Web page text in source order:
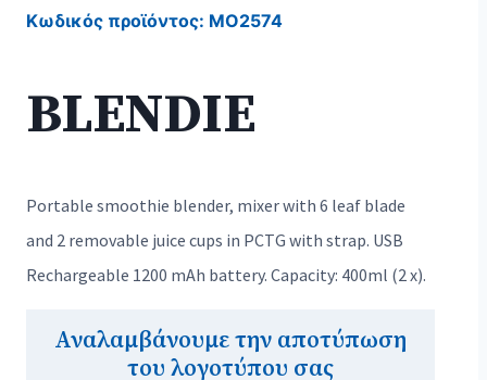
Κωδικός προϊόντος: MO2574
BLENDIE
Portable smoothie blender, mixer with 6 leaf blade
and 2 removable juice cups in PCTG with strap. USB
Rechargeable 1200 mAh battery. Capacity: 400ml (2 x).
Αναλαμβάνουμε την αποτύπωση
του λογοτύπου σας